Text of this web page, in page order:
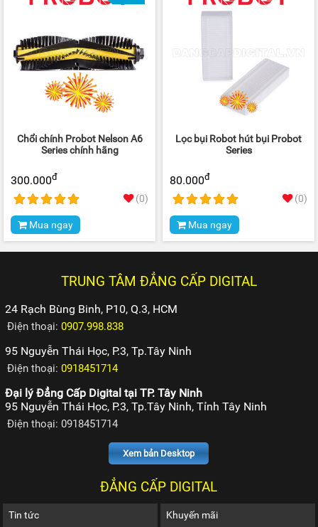
Chổi chính Probot Nelson A6
Series chính hãng
300.000đ
(0)
Mua ngay
Lọc bụi Robot hút bụi Probot
Series
80.000đ
(0)
Mua ngay
TRUNG TÂM ĐẲNG CẤP DIGITAL
24 Rạch Bùng Binh, P10, Q.3, HCM
Điện thoại:0907.998.838
95 Nguyễn Thái Học, P.3, Tp.Tây Ninh
Điện thoại:0918451714
Đại lý Đẳng Cấp Digital tại TP. Tây Ninh
95 Nguyễn Thái Học, P.3, Tp.Tây Ninh, Tỉnh Tây Ninh
Điện thoại: 0918451714
Xem bản Desktop
ĐẲNG CẤP DIGITAL
Tin tức Khuyến mãi